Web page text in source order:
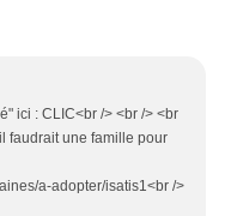
ici : CLIC<br /> <br /> <br
faudrait une famille pour
a-adopter/isatis1<br />